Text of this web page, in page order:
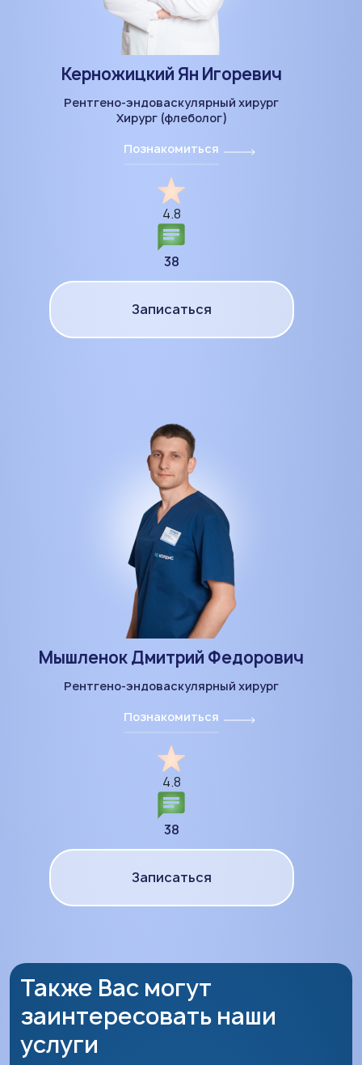
Керножицкий Ян Игоревич
Рентгено-эндоваскулярный хирург
Хирург (флеболог)
Познакомиться
4.8
38
Записаться
Мышленок Дмитрий Федорович
Рентгено-эндоваскулярный хирург
Познакомиться
4.8
38
Записаться
Также Вас могут
заинтересовать наши
услуги